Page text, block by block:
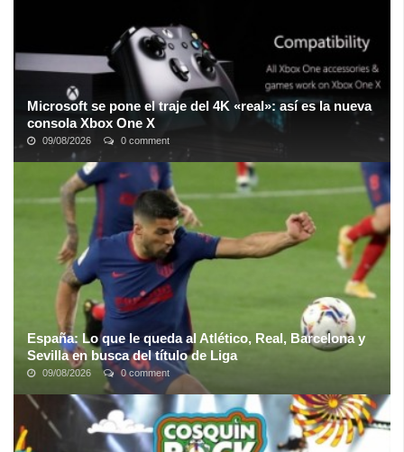
Microsoft se pone el traje del 4K «real»: así es la nueva
consola Xbox One X
09/08/2026 0 comment
El «escorpión» ya tiene nombre definitivo y precio de salida. Su
mayor incógnita. Microsoft ha desvelado las características finales
de su próxima ...
España: Lo que le queda al Atlético, Real, Barcelona y
Sevilla en busca del título de Liga
09/08/2026 0 comment
De los cuatro pretendientes, el único equipo que depende de sí
mismo para proclamarse campeón es el Atlético de Madrid de los
uruguayos. La ...